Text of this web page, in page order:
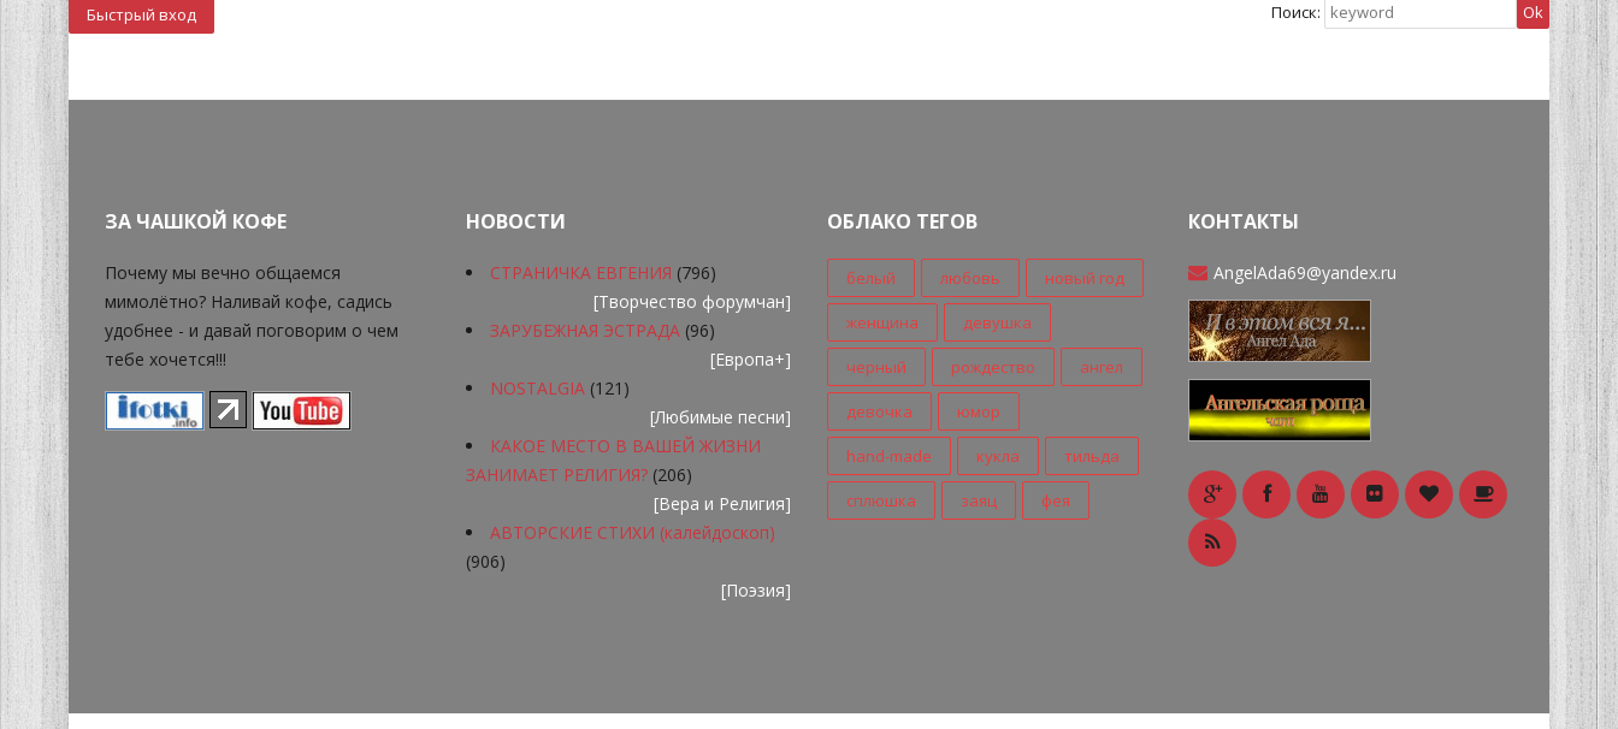
Поиск:
ЗА ЧАШКОЙ КОФЕ
Почему мы вечно общаемся
мимолётно? Наливай кофе, садись
удобнее - и давай поговорим о чем
тебе хочется!!!
НОВОСТИ
СТРАНИЧКА ЕВГЕНИЯ (796)
[Творчество форумчан]
ЗАРУБЕЖНАЯ ЭСТРАДА (96)
[Европа+]
NOSTALGIA (121)
[Любимые песни]
КАКОЕ МЕСТО В ВАШЕЙ ЖИЗНИ
ЗАНИМАЕТ РЕЛИГИЯ? (206)
[Вера и Религия]
АВТОРСКИЕ СТИХИ (калейдоскоп)
(906)
[Поэзия]
ОБЛАКО ТЕГОВ
белый любовь новый год
женщина девушка
черный рождество ангел
девочка юмор
hand-made кукла тильда
сплюшка заяц фея
КОНТАКТЫ
AngelAda69@yandex.ru